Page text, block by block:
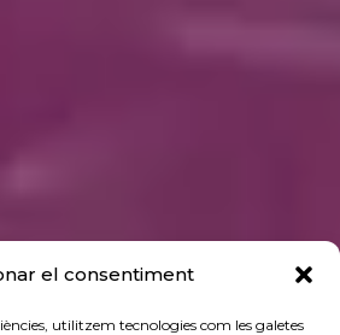
el consentiment
utilitzem tecnologies com les galetes